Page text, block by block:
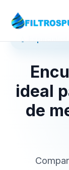
ideal
de